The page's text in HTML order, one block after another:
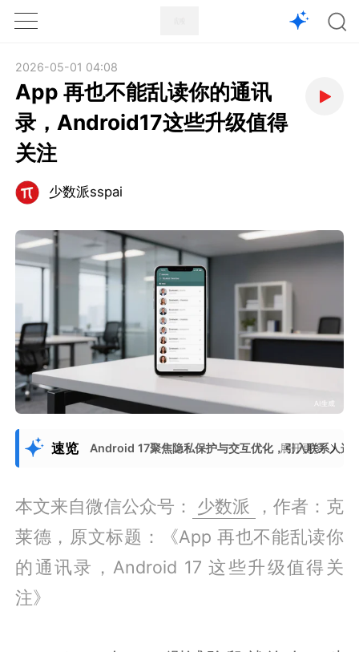
1X
2026-05-01 04:08
App 再也不能乱读你的通讯
录，Android17这些升级值得
关注
少数派sspai
速览 Android 17聚焦隐私保护与交互优化，引入联系人选
展开更多
本文来自微信公众号： 少数派
，作者：克
莱德，原文标题：《App 再也不能乱读你
的通讯录，Android 17 这些升级值得关
注》